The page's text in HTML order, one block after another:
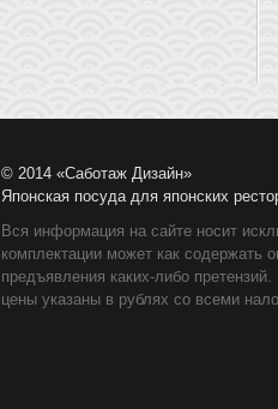
© 2014 «Саботаж Дизайн»
Японская посуда для японских
Вся информация на сайте носит
комплектации может как содержать
предъявления каких-либо
цены указаны в рублях со всеми